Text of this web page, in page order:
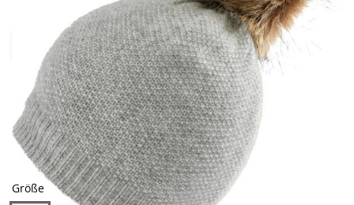
- 37,46%
Farben
Größe